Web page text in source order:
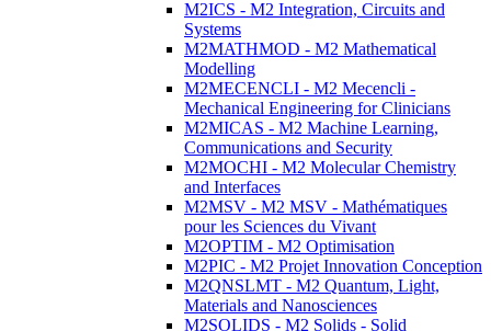
M2ICS - M2 Integration, Circuits and
Systems
M2MATHMOD - M2 Mathematical
Modelling
M2MECENCLI - M2 Mecencli -
Mechanical Engineering for Clinicians
M2MICAS - M2 Machine Learning,
Communications and Security
M2MOCHI - M2 Molecular Chemistry
and Interfaces
M2MSV - M2 MSV - Mathématiques
pour les Sciences du Vivant
M2OPTIM - M2 Optimisation
M2PIC - M2 Projet Innovation Conception
M2QNSLMT - M2 Quantum, Light,
Materials and Nanosciences
M2SOLIDS - M2 Solids - Solid